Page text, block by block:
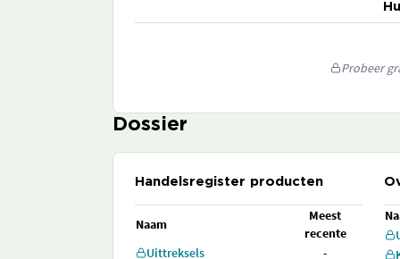
Probeer
Dossier
Handelsregister producten
Naam
Meest
recente
Uittreksels
-